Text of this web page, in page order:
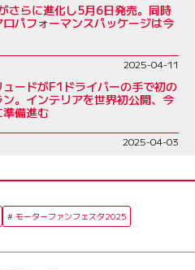
さらに進化し5月6日発売。同時
ロパフォーマンスパッケージは今
2025-04-11
ードがF1ドライバーの手で初の
。インテリアを世界初公開、今
備進む
2025-04-03
モーターファンフェスタ2025